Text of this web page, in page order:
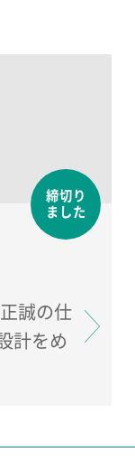
締切り
ました
計をめ